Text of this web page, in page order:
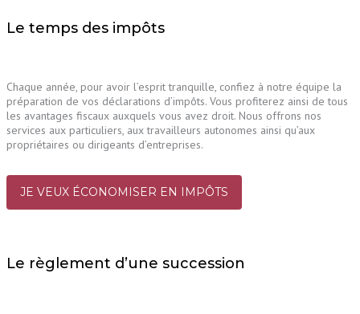
Le temps des impôts
Chaque année, pour avoir l’esprit tranquille, confiez à notre équipe la
préparation de vos déclarations d’impôts. Vous profiterez ainsi de tous
les avantages fiscaux auxquels vous avez droit. Nous offrons nos
services aux particuliers, aux travailleurs autonomes ainsi qu’aux
propriétaires ou dirigeants d’entreprises.
JE VEUX ÉCONOMISER EN IMPÔTS
Le règlement d’une succession